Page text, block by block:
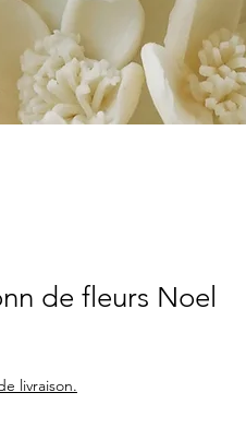
de fleurs Noel
livraison.